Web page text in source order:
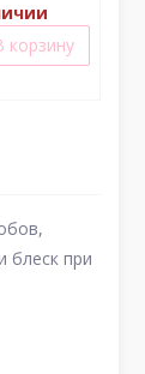
корзину
блеск при